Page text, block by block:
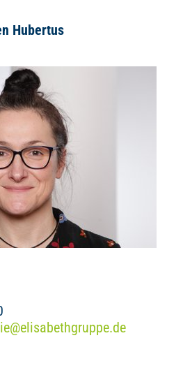
Hubertus
@elisabethgruppe.de